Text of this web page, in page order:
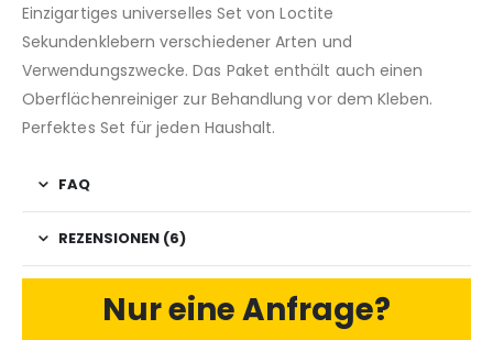
Einzigartiges universelles Set von Loctite
Sekundenklebern verschiedener Arten und
Verwendungszwecke. Das Paket enthält auch einen
Oberflächenreiniger zur Behandlung vor dem Kleben.
Perfektes Set für jeden Haushalt.
FAQ
REZENSIONEN (6)
Nur eine Anfrage?